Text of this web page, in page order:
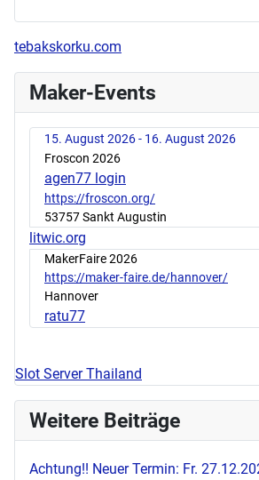
tebakskorku.com
Maker-Events
15. August 2026 - 16. August 2026
Froscon 2026
agen77 login
https://froscon.org/
53757 Sankt Augustin
litwic.org
MakerFaire 2026
https://maker-faire.de/hannover/
Hannover
ratu77
Slot Server Thailand
Weitere Beiträge
Achtung!! Neuer Termin: Fr.